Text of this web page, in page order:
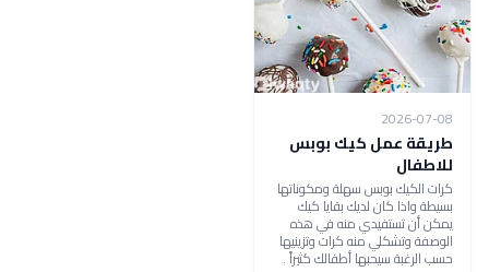
2026-07-08
طريقة عمل كيك بوبس
للاطفال
كرات الكيك بوبس سهلة ومكوناتها
بسيطة واذا كان لديك بقايا كيك
يمكن أن تستفيدي منه في هذه
الوصفة وتشكلي منه كرات وتزينيها
حسب الرغبة سيحبها أطفالك كثيراً .